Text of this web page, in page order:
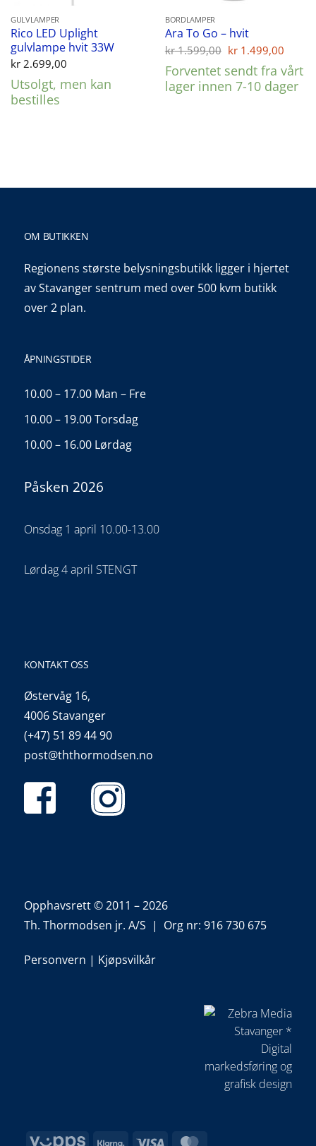
GULVLAMPER
Rico LED Uplight
gulvlampe hvit 33W
kr2.699,00
Utsolgt, men kan
bestilles
BORDLAMPER
Ara To Go – hvit
kr1.599,00 Opprinnelig
var:
kr 1.599,00.
kr 1.499,00
pris
er:
kr
Forventet sendt fra vårt
lager innen 7-10 dager
OM BUTIKKEN
Regionens største belysningsbutikk ligger i hjertet
av Stavanger sentrum med over 500 kvm butikk
over 2 plan.
ÅPNINGSTIDER
10.00 – 17.00 Man – Fre
10.00 – 19.00 Torsdag
10.00 – 16.00 Lørdag
Påsken 2026
Onsdag 1 april 10.00-13.00
Lørdag 4 april STENGT
KONTAKT OSS
Østervåg 16,
4006 Stavanger
(+47) 51 89 44 90
post@ththormodsen.no
Opphavsrett © 2011 – 2026
Th. Thormodsen jr. A/S | Org nr: 916 730 675
Personvern | Kjøpsvilkår
Vipps Klarna Visa